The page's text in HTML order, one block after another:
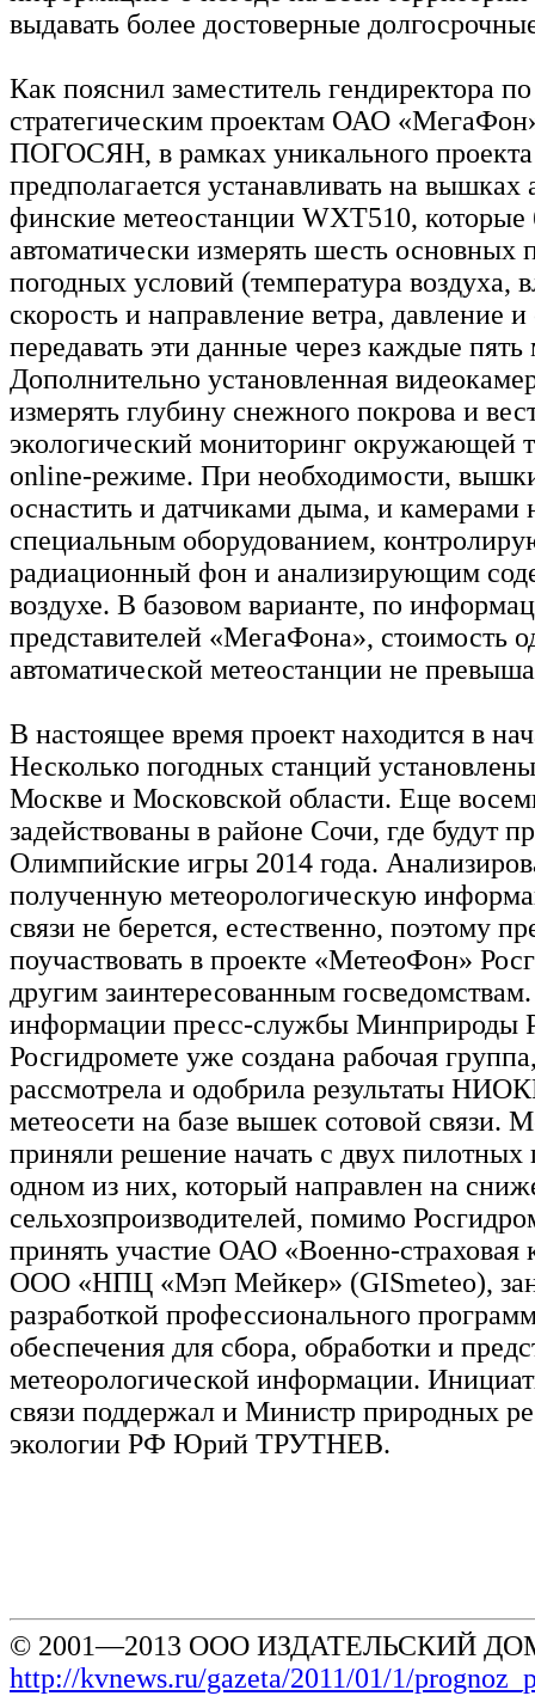
выдавать более достоверные
Как пояснил заместитель гендиректора по
стратегическим проектам ОАО
ПОГОСЯН, в рамках уникального
предполагается устанавливать на вышках
финские метеостанции WXT510, которые
автоматически измерять шесть основных
погодных условий (температура воздуха,
скорость и направление ветра, давление
передавать эти данные через каждые пять
Дополнительно установленная
измерять глубину снежного покрова и
экологический мониторинг окружающей
online-режиме. При необходимости,
оснастить и датчиками дыма, и камерами
специальным оборудованием,
радиационный фон и анализирующим
воздухе. В базовом варианте, по
представителей «МегаФона», стоимость
автоматической метеостанции не
В настоящее время проект находится в
Несколько погодных станций
Москве и Московской области. Еще
задействованы в районе Сочи, где будут
Олимпийские игры 2014 года.
полученную метеорологическую
связи не берется, естественно, поэтому
поучаствовать в проекте «МетеоФон»
другим заинтересованным
информации пресс-службы Минприроды
Росгидромете уже создана рабочая
рассмотрела и одобрила результаты
метеосети на базе вышек сотовой связи.
приняли решение начать с двух пилотных
одном из них, который направлен на
сельхозпроизводителей, помимо
принять участие ОАО «Военно-страховая
ООО «НПЦ «Мэп Мейкер» (GISmeteo),
разработкой профессионального
обеспечения для сбора, обработки и
метеорологической информации.
связи поддержал и Министр природных
экологии РФ Юрий ТРУТНЕВ.
© 2001—2013 ООО ИЗДАТЕЛЬСКИЙ
http://kvnews.ru/gazeta/2011/01/1/